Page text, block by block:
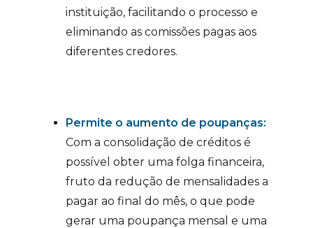
instituição, facilitando o processo e
eliminando as comissões pagas aos
diferentes credores.
Permite o aumento de poupanças:
Com a consolidação de créditos é
possível obter uma folga financeira,
fruto da redução de mensalidades a
pagar ao final do mês, o que pode
gerar uma poupança mensal e uma